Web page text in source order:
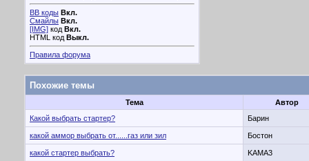
BB коды Вкл.
Смайлы Вкл.
[IMG] код Вкл.
HTML код Выкл.
Правила форума
Похожие темы
Тема
Автор
Какой выбрать стартер?
Барин
какой аммор выбрать от......газ или зил Бостон
какой стартер выбрать? KAMA3